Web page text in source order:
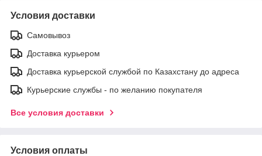
Условия доставки
Самовывоз
Доставка курьером
Доставка курьерской службой по Казахстану до адреса
Курьерские службы - по желанию покупателя
Все условия доставки
Условия оплаты